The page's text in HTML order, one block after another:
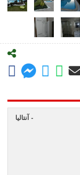
آنتالیا -